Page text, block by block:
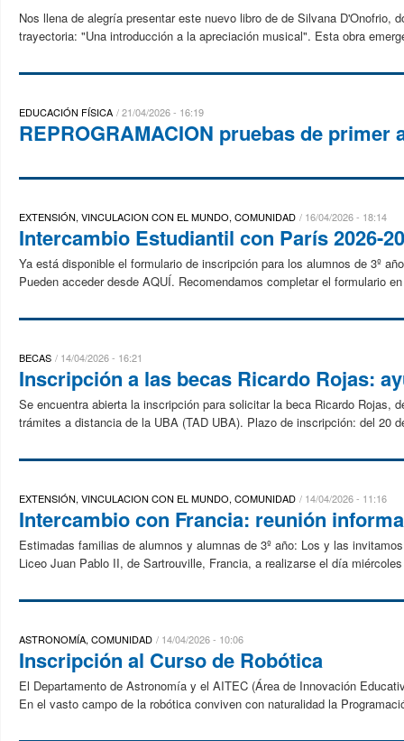
Nos llena de alegría presentar este nuevo libro de de Silvana
trayectoria: "Una introducción a la apreciación musical". Esta obra
EDUCACIÓN FÍSICA 21/04/2026 - 16:19
REPROGRAMACION pruebas de primer
EXTENSIÓN, VINCULACION CON EL MUNDO, COMUNIDAD 16/04/2026 - 18:14
Intercambio Estudiantil con París 2026-
Ya está disponible el formulario de inscripción para los alumnos de 3º
Pueden acceder desde AQUÍ. Recomendamos completar el formulario
BECAS 14/04/2026 - 16:21
Inscripción a las becas Ricardo Rojas:
Se encuentra abierta la inscripción para solicitar la beca Ricardo Rojas,
trámites a distancia de la UBA (TAD UBA). Plazo de inscripción: del 20
EXTENSIÓN, VINCULACION CON EL MUNDO, COMUNIDAD 14/04/2026 - 11:16
Intercambio con Francia: reunión
Estimadas familias de alumnos y alumnas de 3º año: Los y las
Liceo Juan Pablo II, de Sartrouville, Francia, a realizarse el día
ASTRONOMÍA, COMUNIDAD 14/04/2026 - 10:06
Inscripción al Curso de Robótica
El Departamento de Astronomía y el AITEC (Área de Innovación
En el vasto campo de la robótica conviven con naturalidad la